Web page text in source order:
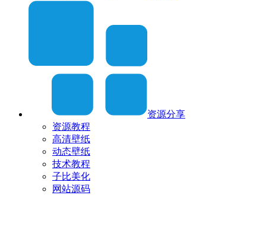
资源分享
资源教程
高清壁纸
动态壁纸
技术教程
子比美化
网站源码